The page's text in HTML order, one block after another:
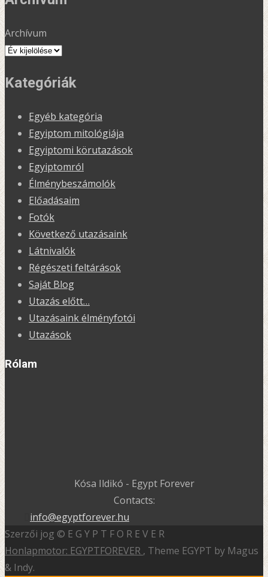
Archívum
Kategóriák
Egyéb kategória
Egyiptom mitológiája
Egyiptomi körutazások
Egyiptomról
Élménybeszámolók
Előadásaim
Fotók
Következő utazásaink
Látnivalók
Régészeti feltárások
Saját Blog
Utazás előtt…
Utazásaink élményfotói
Utazások
Rólam
Kósa Ildikó - Egypt Forever
Contacts:
info@egyptforever.hu
Szerzői jog © E G Y P T F O R E V E R
Honlapmotor: EGYPTFOREVER , Theme EGYPT by Magus
& Indy.